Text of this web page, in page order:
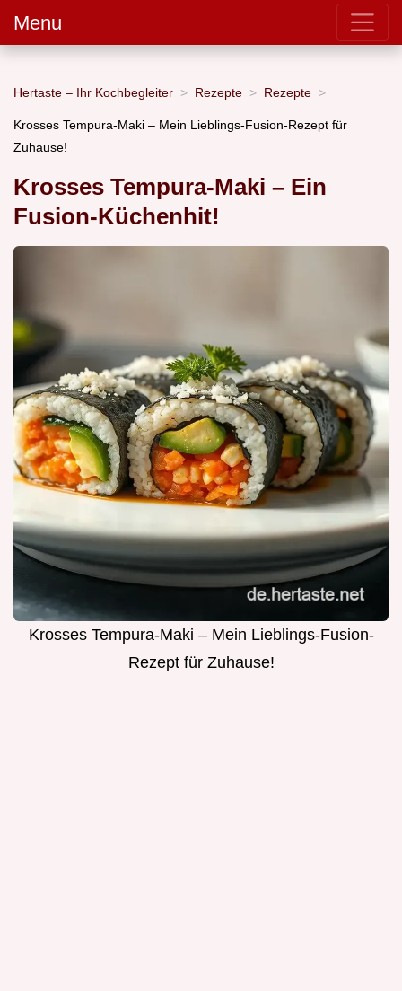
Menu
Hertaste – Ihr Kochbegleiter Rezepte Rezepte
Krosses Tempura-Maki – Mein Lieblings-Fusion-Rezept für
Zuhause!
Krosses Tempura-Maki – Ein
Fusion-Küchenhit!
Krosses Tempura-Maki – Mein Lieblings-Fusion-
Rezept für Zuhause!